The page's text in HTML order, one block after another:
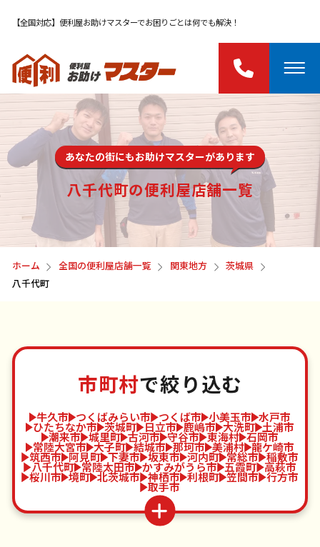
【全国対応】便利屋お助けマスターでお困りごとは何でも解決！
あなたの街にもお助けマスターがあります
八千代町の便利屋店舗一覧
ホーム 全国の便利屋店舗一覧 関東地方
茨城県
八千代町
市町村で絞り込む
牛久市 つくばみらい市 つくば市 小美玉市 水戸市
ひたちなか市 茨城町 日立市 鹿嶋市 大洗町 土浦市
潮来市 城里町 古河市 守谷市 東海村 石岡市
常陸大宮市 大子町 結城市 那珂市 美浦村 龍ケ崎市
筑西市 阿見町 下妻市 坂東市 河内町 常総市 稲敷市
八千代町 常陸太田市 かすみがうら市 五霞町 高萩市
桜川市 境町 北茨城市 神栖市 利根町 笠間市 行方市
取手市